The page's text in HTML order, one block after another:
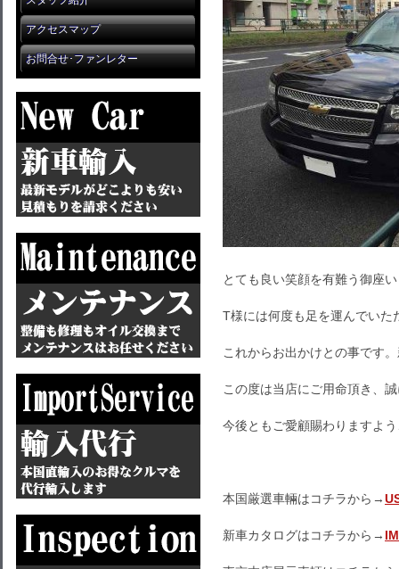
アクセスマップ
お問合せ･ファンレター
とても良い笑顔を有難う御座
T様には何度も足を運んでいた
これからお出かけとの事です
この度は当店にご用命頂き、
今後ともご愛顧賜わりますよ
本国厳選車輛はコチラから→
新車カタログはコチラから→